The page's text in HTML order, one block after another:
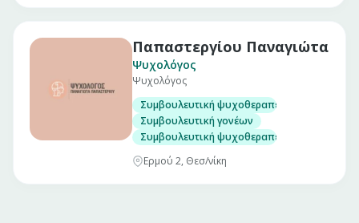
Παπαστεργίου Παναγιώτα
Ψυχολόγος
Ψυχολόγος
Συμβουλευτική ψυχοθεραπεία
Συμβουλευτική γονέων
Συμβουλευτική ψυχοθεραπεία για πένθος
Ερμού 2, Θεσ/νίκη